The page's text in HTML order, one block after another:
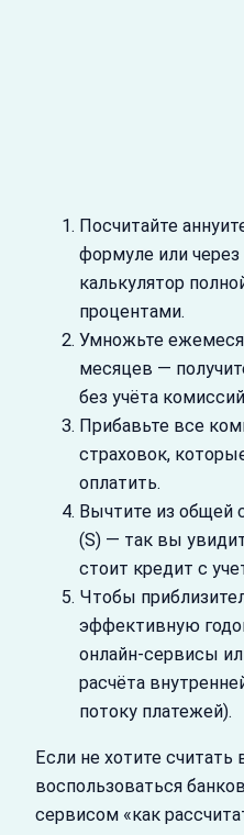
Посчитайте
формуле или
калькулятор
процентами.
Умножьте
месяцев —
без учёта
Прибавьте все
страховок,
оплатить.
Вычтите из общей
(S) — так вы
стоит кредит с
Чтобы
эффективную
онлайн‑сервисы
расчёта
потоку платежей).
Если не хотите
воспользоваться
сервисом «как